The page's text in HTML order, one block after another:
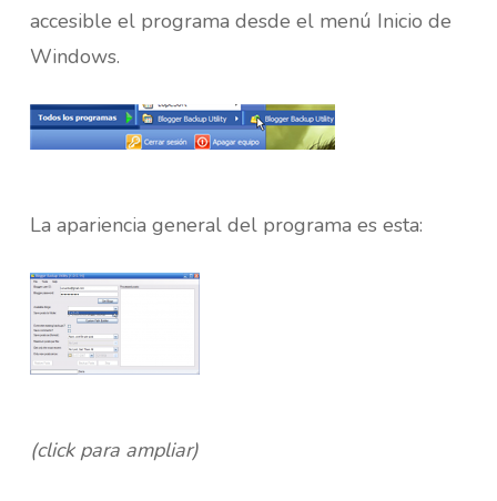
accesible el programa desde el menú Inicio de
Windows.
La apariencia general del programa es esta:
(click para ampliar)